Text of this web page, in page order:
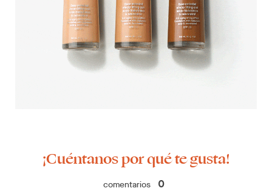
¡Cuéntanos por qué te gusta!
comentarios 0